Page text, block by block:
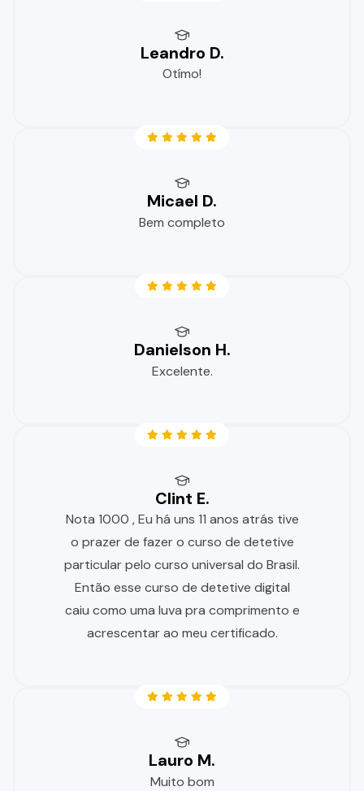
Leandro D.
Otímo!
Micael D.
Bem completo
Danielson H.
Excelente.
Clint E.
Nota 1000 , Eu há uns 11 anos atrás tive
o prazer de fazer o curso de detetive
particular pelo curso universal do Brasil.
Então esse curso de detetive digital
caiu como uma luva pra comprimento e
acrescentar ao meu certificado.
Lauro M.
Muito bom